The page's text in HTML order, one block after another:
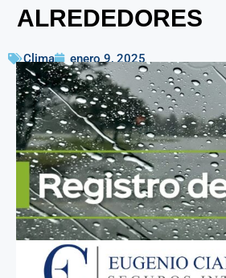
ALREDEDORES
Clima enero 9, 2025